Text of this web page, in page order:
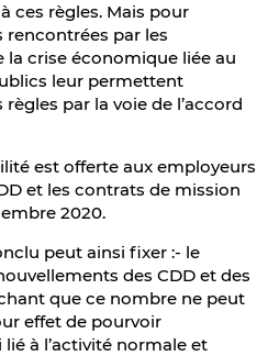
ces règles. Mais pour
par les
la crise économique liée au
leur permettent
par la voie de l’accord
est offerte aux employeurs
et les contrats de mission
2020.
peut ainsi fixer :- le
des CDD et des
que ce nombre ne peut
effet de pourvoir
à l’activité normale et